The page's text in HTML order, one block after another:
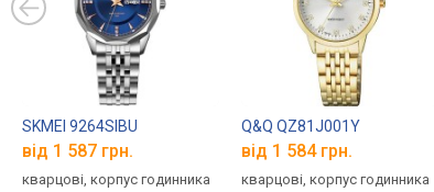
SKMEI 9264SIBU
від 1 587 грн.
кварцові, корпус годинника
Q&Q QZ81J001Y
від 1 584 грн.
кварцові, корпус годинника